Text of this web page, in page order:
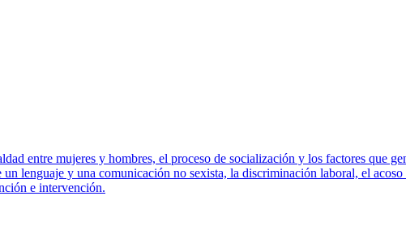
entre mujeres y hombres, el proceso de socialización y los factores que
lenguaje y una comunicación no sexista, la discriminación laboral, el
e intervención.